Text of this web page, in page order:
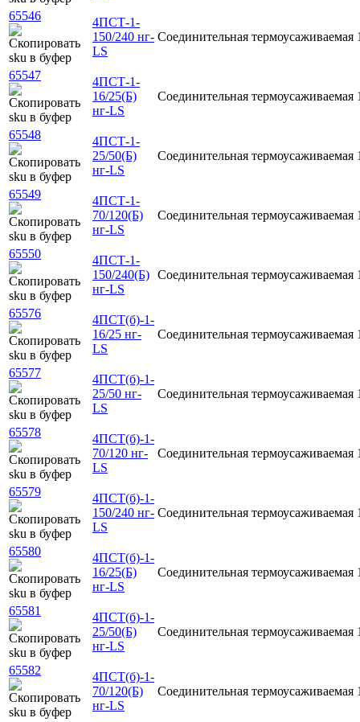
65546
4ПСТ-1-
150/240 нг-
LS
Соединительная термоусаживаемая
65547
4ПСТ-1-
16/25(Б)
нг-LS
Соединительная термоусаживаемая
65548
4ПСТ-1-
25/50(Б)
нг-LS
Соединительная термоусаживаемая
65549
4ПСТ-1-
70/120(Б)
нг-LS
Соединительная термоусаживаемая
65550
4ПСТ-1-
150/240(Б)
нг-LS
Соединительная термоусаживаемая
65576
4ПСТ(б)-1-
16/25 нг-
LS
Соединительная термоусаживаемая
65577
4ПСТ(б)-1-
25/50 нг-
LS
Соединительная термоусаживаемая
65578
4ПСТ(б)-1-
70/120 нг-
LS
Соединительная термоусаживаемая
65579
4ПСТ(б)-1-
150/240 нг-
LS
Соединительная термоусаживаемая
65580
4ПСТ(б)-1-
16/25(Б)
нг-LS
Соединительная термоусаживаемая
65581
4ПСТ(б)-1-
25/50(Б)
нг-LS
Соединительная термоусаживаемая
65582
4ПСТ(б)-1-
70/120(Б)
нг-LS
Соединительная термоусаживаемая